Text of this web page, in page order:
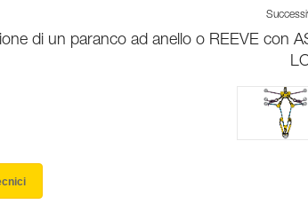
di un paranco ad anello o REEVE con